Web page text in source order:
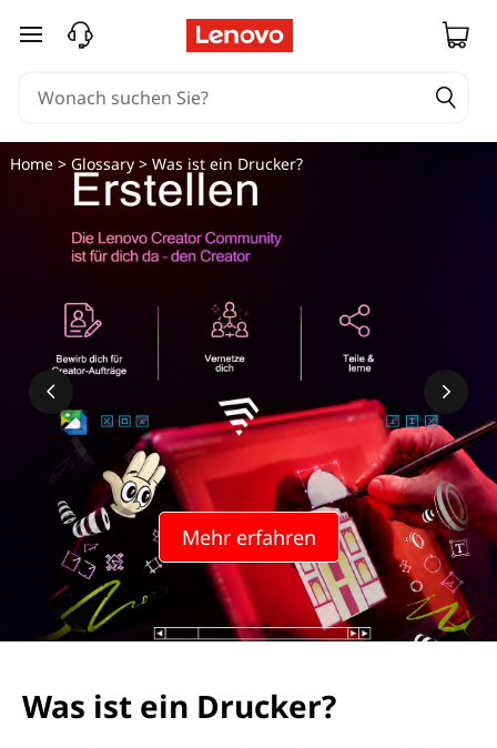
zum Hauptinhalt springen
Mehr erfahren
Home> Glossary> Was ist ein Drucker?
Was ist ein Drucker?